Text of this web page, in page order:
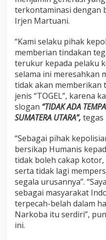
r
a
terkontaminasi dengan
Irjen Martuani.
“Kami selaku pihak
memberian tindakan
terukur kepada pelaku
selama ini meresahkan
tidak akan memberikan
jenis “TOGEL”, karena
slogan “TIDAK ADA
SUMATERA UTARA”, tegas
“Sebagai pihak
bersikap Humanis
tidak boleh cakap
serta tidak lagi
segala urusannya”.
sebagai masyarakat
terpecah-belah dalam
Narkoba itu serdiri”,
ini.